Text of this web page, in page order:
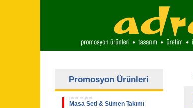
Promosyon Ürünleri
promosyon
Masa Seti & Sümen Takımı